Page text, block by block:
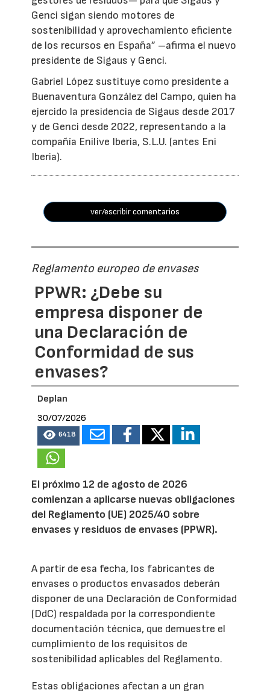
Genci sigan siendo motores de
sostenibilidad y aprovechamiento eficiente
de los recursos en España” –afirma el nuevo
presidente de Sigaus y Genci.
Gabriel López sustituye como presidente a
Buenaventura González del Campo, quien ha
ejercido la presidencia de Sigaus desde 2017
y de Genci desde 2022, representando a la
compañía Enilive Iberia, S.L.U. (antes Eni
Iberia).
ver/escribir comentarios
Reglamento europeo de envases
PPWR: ¿Debe su
empresa disponer de
una Declaración de
Conformidad de sus
envases?
Deplan
30/07/2026
6418
El próximo 12 de agosto de 2026
comienzan a aplicarse nuevas obligaciones
del Reglamento (UE) 2025/40 sobre
envases y residuos de envases (PPWR).
A partir de esa fecha, los fabricantes de
envases o productos envasados deberán
disponer de una Declaración de Conformidad
(DdC) respaldada por la correspondiente
documentación técnica, que demuestre el
cumplimiento de los requisitos de
sostenibilidad aplicables del Reglamento.
Estas obligaciones afectan a un gran